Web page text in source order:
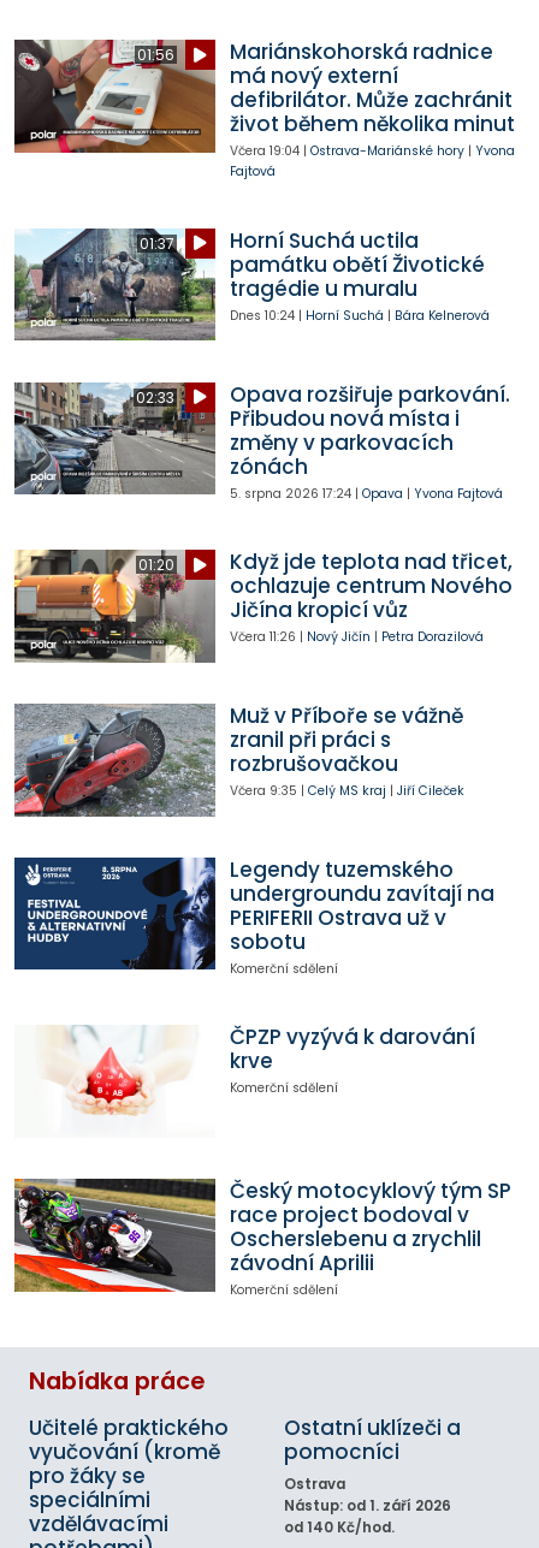
01:56
Mariánskohorská radnice
má nový externí
defibrilátor. Může zachránit
život během několika minut
Včera 19:04| Ostrava-Mariánské hory| Yvona
Fajtová
01:37
Horní Suchá uctila
památku obětí Životické
tragédie u muralu
Dnes 10:24| Horní Suchá | Bára Kelnerová
02:33
Opava rozšiřuje parkování.
Přibudou nová místa i
změny v parkovacích
zónách
5. srpna 2026 17:24| Opava | Yvona Fajtová
01:20
Když jde teplota nad třicet,
ochlazuje centrum Nového
Jičína kropicí vůz
Včera 11:26 | Nový Jičín | Petra Dorazilová
Muž v Příboře se vážně
zranil při práci s
rozbrušovačkou
Včera 9:35 | Celý MS kraj | Jiří Cileček
Legendy tuzemského
undergroundu zavítají na
PERIFERII Ostrava už v
sobotu
Komerční sdělení
ČPZP vyzývá k darování
krve
Komerční sdělení
Český motocyklový tým SP
race project bodoval v
Oscherslebenu a zrychlil
závodní Aprilii
Komerční sdělení
Nabídka práce
Učitelé praktického
vyučování (kromě
pro žáky se
speciálními
vzdělávacími
Ostatní uklízeči a
pomocníci
Ostrava
Nástup: od 1. září 2026
od 140 Kč/hod.